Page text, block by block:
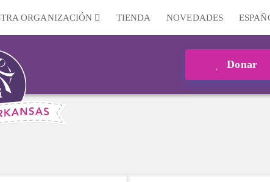
ORGANIZACIÓN TIENDA NOVEDADES
Donar